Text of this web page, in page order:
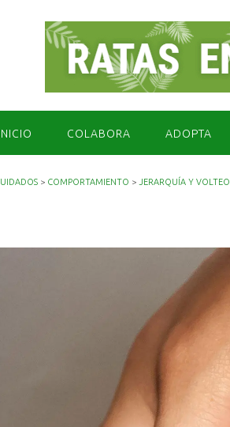
COLABORA ADOPTA
> COMPORTAMIENTO > JERARQUÍA Y VOLTEO